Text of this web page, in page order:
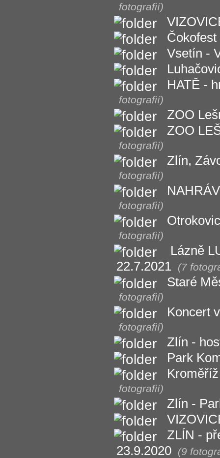
fotografií)
Vsetín -
HATĚ -
fotografií)
ZOO
ZOO
fotografií)
Zlín,
fotografií)
fotografií)
fotografií)
Lázně
22.7.2021
(7
Staré
fotografií)
Koncert
fotografií)
Zlín -
Park
fotografií)
Zlín -
ZLÍN -
23.9.2020
(9